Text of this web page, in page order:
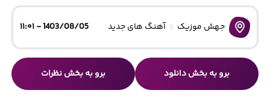
جهش موزیک آهنگ های جدید 1403/08/05 - ۱۱:۰۱
برو به بخش دانلود برو به بخش نظرات